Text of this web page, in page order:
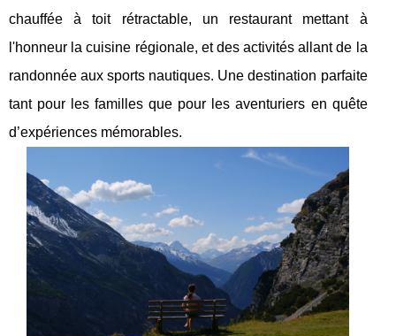
chauffée à toit rétractable, un restaurant mettant à
l'honneur la cuisine régionale, et des activités allant de la
randonnée aux sports nautiques. Une destination parfaite
tant pour les familles que pour les aventuriers en quête
d’expériences mémorables.